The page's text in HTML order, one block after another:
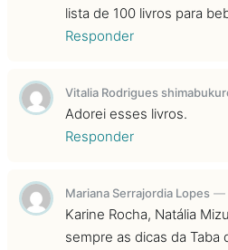
lista de 100 livros para
Responder
Vitalia Rodrigues
Adorei esses livros.
Responder
Mariana Serrajordia Lopes —
Karine Rocha, Natália
sempre as dicas da Taba